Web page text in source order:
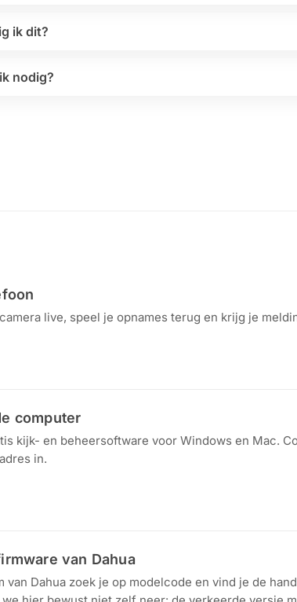
ik dit?
nodig?
live, speel je opnames terug en krijg je
computer
kijk- en beheersoftware voor Windows en Mac.
in.
van Dahua
van Dahua zoek je op modelcode en vind je de